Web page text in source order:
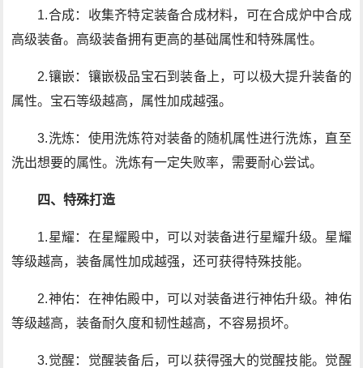
1.合成：收集齐特定装备合成材料，可在合成炉中合成
高级装备。高级装备拥有更高的基础属性和特殊属性。
2.镶嵌：镶嵌极品宝石到装备上，可以极大提升装备的
属性。宝石等级越高，属性加成越强。
3.洗炼：使用洗炼符对装备的随机属性进行洗炼，直至
洗出想要的属性。洗炼有一定失败率，需要耐心尝试。
四、特殊打造
1.星耀：在星耀殿中，可以对装备进行星耀升级。星耀
等级越高，装备属性加成越强，还可获得特殊技能。
2.神佑：在神佑殿中，可以对装备进行神佑升级。神佑
等级越高，装备耐久度和韧性越高，不容易损坏。
3.觉醒：觉醒装备后，可以获得强大的觉醒技能。觉醒